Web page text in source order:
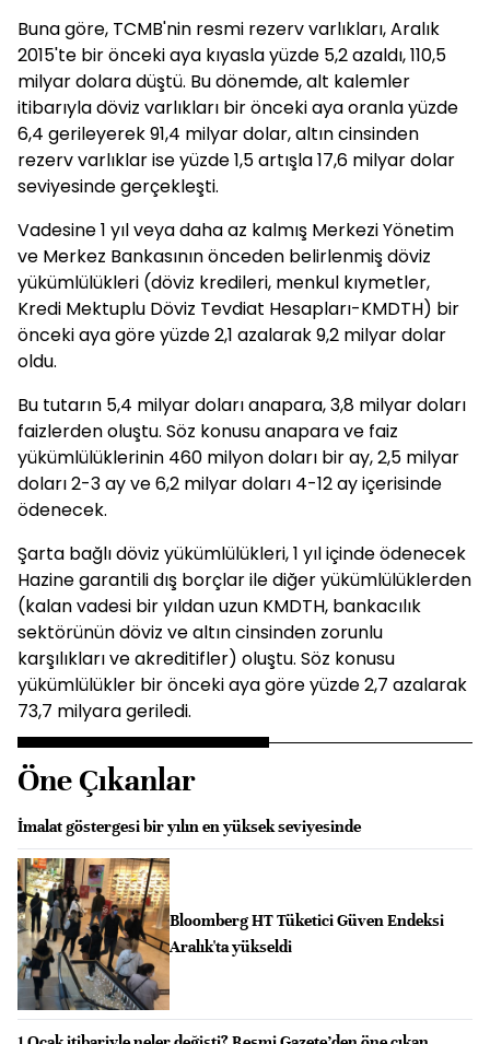
Buna göre, TCMB'nin resmi rezerv varlıkları, Aralık
2015'te bir önceki aya kıyasla yüzde 5,2 azaldı, 110,5
milyar dolara düştü. Bu dönemde, alt kalemler
itibarıyla döviz varlıkları bir önceki aya oranla yüzde
6,4 gerileyerek 91,4 milyar dolar, altın cinsinden
rezerv varlıklar ise yüzde 1,5 artışla 17,6 milyar dolar
seviyesinde gerçekleşti.
Vadesine 1 yıl veya daha az kalmış Merkezi Yönetim
ve Merkez Bankasının önceden belirlenmiş döviz
yükümlülükleri (döviz kredileri, menkul kıymetler,
Kredi Mektuplu Döviz Tevdiat Hesapları-KMDTH) bir
önceki aya göre yüzde 2,1 azalarak 9,2 milyar dolar
oldu.
Bu tutarın 5,4 milyar doları anapara, 3,8 milyar doları
faizlerden oluştu. Söz konusu anapara ve faiz
yükümlülüklerinin 460 milyon doları bir ay, 2,5 milyar
doları 2-3 ay ve 6,2 milyar doları 4-12 ay içerisinde
ödenecek.
Şarta bağlı döviz yükümlülükleri, 1 yıl içinde ödenecek
Hazine garantili dış borçlar ile diğer yükümlülüklerden
(kalan vadesi bir yıldan uzun KMDTH, bankacılık
sektörünün döviz ve altın cinsinden zorunlu
karşılıkları ve akreditifler) oluştu. Söz konusu
yükümlülükler bir önceki aya göre yüzde 2,7 azalarak
73,7 milyara geriledi.
Öne Çıkanlar
İmalat göstergesi bir yılın en yüksek seviyesinde
Bloomberg HT Tüketici Güven Endeksi
Aralık'ta yükseldi